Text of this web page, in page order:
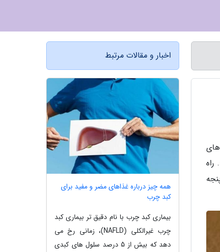
اخبار و مقالات مرتبط
همه چیز درباره غذاهای مضر و مفید برای
کبد چرب
بیماری کبد چرب با نام دقیق تر بیماری کبد
چرب غیرالکلی (NAFLD)، زمانی رخ می
دهد که بیش از 5 درصد سلول های کبدی